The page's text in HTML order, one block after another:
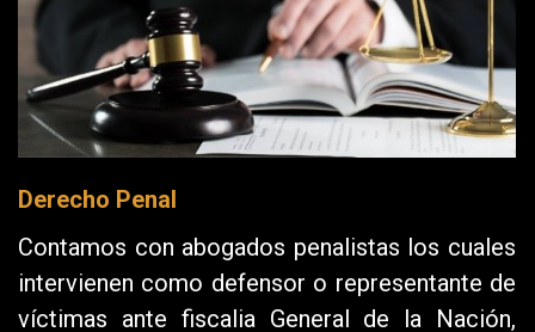
Derecho Penal
Contamos con abogados penalistas los cuales
intervienen como defensor o representante de
víctimas ante fiscalia General de la Nación,